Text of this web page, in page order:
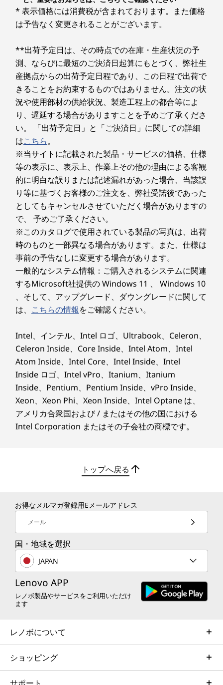
エンターテインメントにワンストップでアクセス
Lenovo Tab M8 (3rd Gen)は、 8.0型ワイドIPSパ
ネル (1280x800ドット)に2面の狭額縁を採用。
Entertainment Spaceはホーム画面から右にスワ
イプするだけで、新しいコンテンツが見つかりま
す。映画や番組からゲーム、書籍など、お気に入
りのエンターテインメントにワンストップでアク
セスすることができます。
家族みんなでつかえる
それぞれのアイテムが保存されます。
GoogleKids Spaceは、子供たちが発見、作成、
ます 。 10,000を超える厳選されたアプリやゲー
ム、数百冊の無料の本、数千本のYouTubeKids動
画からお選びいただけます。
便利なGoogleアプリを搭載
使い慣れた便利なGoogleアプリが搭載されてい
るので、写真を撮ったり、友達と楽しく会話する
ことができます。 GooglePlayの100万を超える
アプリから選択してください。 Google Playプロ
安全に保ちます。 まだインストールしていない
アプリも含め、毎日1,000億を超えるアプリがス
す。
-USB 2.0 Type-Cポート
* 表示価格には消費税が含まれております。また価格
は予告なく変更されることがございます。
**出荷予定日は、その時点での在庫・生産状況の予
測、ならびに最短のご決済日起算にもとづく、弊社生
産拠点からの出荷予定日程であり、この日程で出荷で
きることをお約束するものではありません。注文の状
況や使用部材の供給状況、製造工程上の都合等によ
り、遅延する場合がありますことを予めご了承くださ
い。 「出荷予定日」と「ご決済日」に関しての詳細
はこちら。
※当サイトに記載された製品・サービスの価格、仕様
等の表示に、表示上、作業上その他の理由による客観
的に明白な誤りまたは記述漏れがあった場合、当該誤
り等に基づくお客様のご注文を、弊社受諾後であった
としてもキャンセルさせていただく場合がありますの
で、 予めご了承ください。
※このカタログで使用されている製品の写真は、出荷
時のものと一部異なる場合があります。また、仕様は
事前の予告なしに変更する場合があります。
一般的なシステム情報：ご購入されるシステムに関連
するMicrosoft社提供の Windows 11 、 Windows 10
、そして、アップグレード、ダウングレードに関して
は、 こちらの情報をご確認ください。
Intel、インテル、Intel ロゴ、Ultrabook、Celeron、
Celeron Inside、Core Inside、Intel Atom、Intel
Atom Inside、Intel Core、Intel Inside、Intel
Inside ロゴ、Intel vPro、Itanium、Itanium
Inside、Pentium、Pentium Inside、vPro Inside、
Xeon、Xeon Phi、Xeon Inside、Intel Optane は、
アメリカ合衆国および / またはその他の国における
Intel Corporation またはその子会社の商標です。
トップへ戻る
お得なメルマガ登録用Eメールアドレス
メール
国・地域を選択
JAPAN
Lenovo APP
レノボ製品やサービスをご利用いただけ
ます
レノボについて
ショッピング